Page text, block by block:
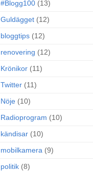
#Blogg100 (13)
Guldägget (12)
bloggtips (12)
renovering (12)
Krönikor (11)
Twitter (11)
Nöje (10)
Radioprogram (10)
kändisar (10)
mobilkamera (9)
politik (8)